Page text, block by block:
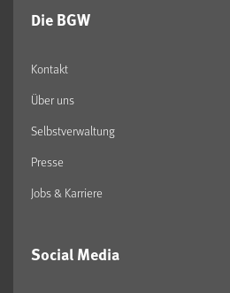
Die BGW
Kontakt
Über uns
Selbstverwaltung
Presse
Jobs & Karriere
Social Media